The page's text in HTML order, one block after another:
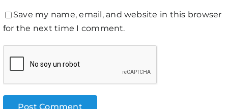
Save my name, email, and website in this browser
for the next time I comment.